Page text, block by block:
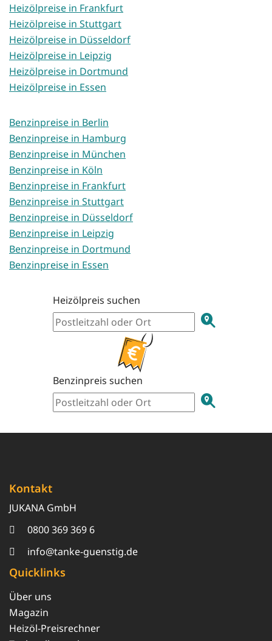
Heizölpreise in Frankfurt
Heizölpreise in Stuttgart
Heizölpreise in Düsseldorf
Heizölpreise in Leipzig
Heizölpreise in Dortmund
Heizölpreise in Essen
Benzinpreise in Berlin
Benzinpreise in Hamburg
Benzinpreise in München
Benzinpreise in Köln
Benzinpreise in Frankfurt
Benzinpreise in Stuttgart
Benzinpreise in Düsseldorf
Benzinpreise in Leipzig
Benzinpreise in Dortmund
Benzinpreise in Essen
Heizölpreis suchen
Benzinpreis suchen
Kontakt
JUKANA GmbH
0800 369 369 6
info@tanke-guenstig.de
Quicklinks
Über uns
Magazin
Heizöl-Preisrechner